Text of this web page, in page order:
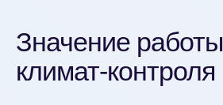
Значение
климат-контроля